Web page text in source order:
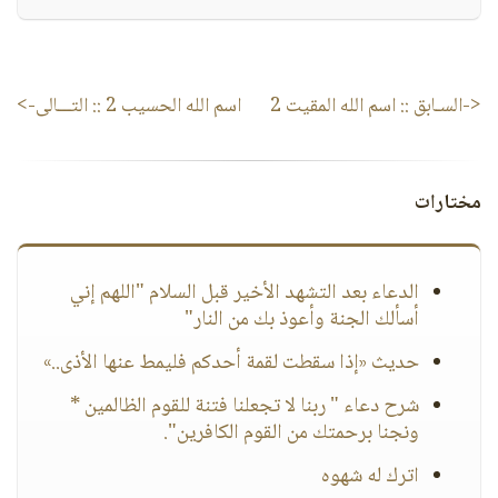
<-السـابق ::اسم الله المقيت 2 اسم الله الحسيب 2 :: التـــالى->
مختارات
الدعاء بعد التشهد الأخير قبل السلام "اللهم إني
أسألك الجنة وأعوذ بك من النار"
حديث «إذا سقطت لقمة أحدكم فليمط عنها الأذى..»
شرح دعاء " ربنا لا تجعلنا فتنة للقوم الظالمين *
ونجنا برحمتك من القوم الكافرين".
اترك له شهوه